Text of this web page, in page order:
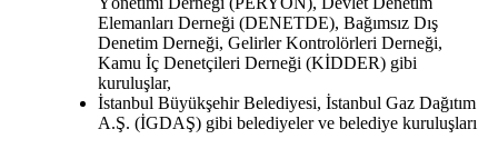
Elemanları Derneği (DENETDE), Bağımsız Dış
Denetim Derneği, Gelirler Kontrolörleri Derneği,
Kamu İç Denetçileri Derneği (KİDDER) gibi
kuruluşlar,
İstanbul Büyükşehir Belediyesi, İstanbul Gaz Dağıtım
A.Ş. (İGDAŞ) gibi belediyeler ve belediye kuruluşları